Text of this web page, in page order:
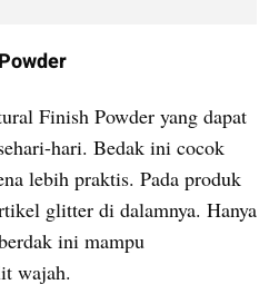
Finish Powder yang dapat
hari. Bedak ini cocok
lebih praktis. Pada produk
glitter di dalamnya. Hanya
ini mampu
wajah.